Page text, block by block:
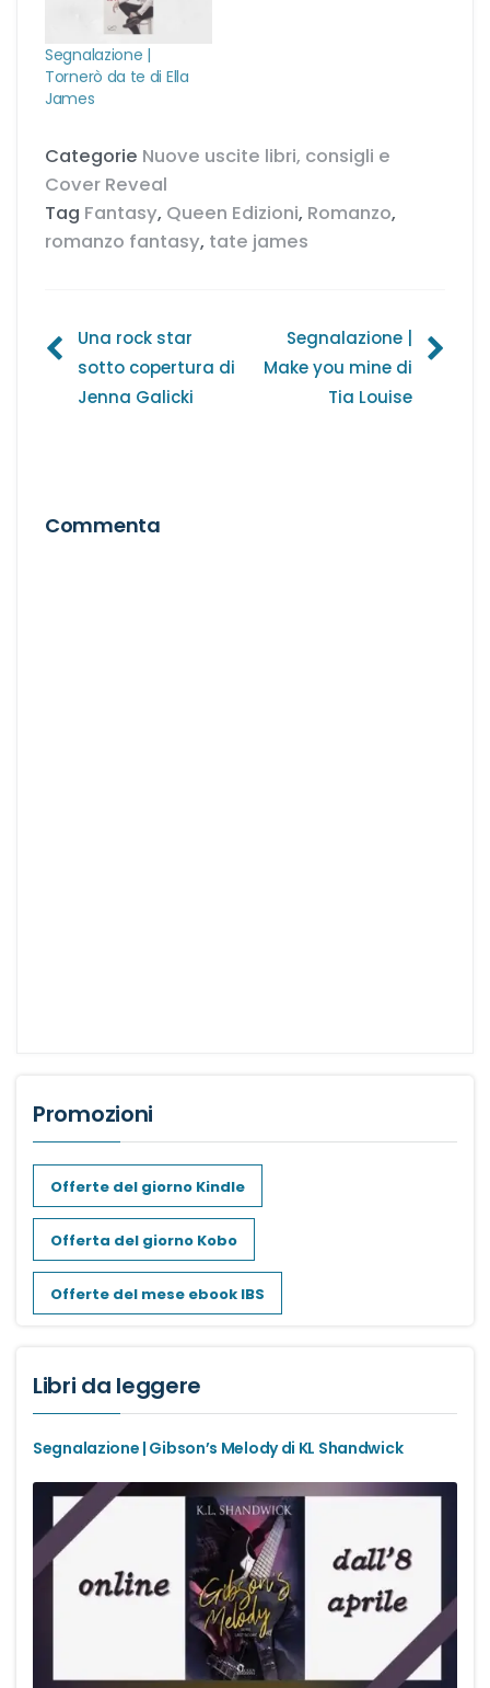
Segnalazione |
Tornerò da te di Ella
James
Categorie Nuove uscite libri, consigli e
Cover Reveal
Tag Fantasy, Queen Edizioni, Romanzo,
romanzo fantasy, tate james
Navigazione
articoli
Una rock star
sotto copertura di
Jenna Galicki
Segnalazione |
Make you mine di
Tia Louise
Commenta
Promozioni
Offerte del giorno Kindle
Offerta del giorno Kobo
Offerte del mese ebook IBS
Libri da leggere
Segnalazione | Gibson’s Melody di KL Shandwick